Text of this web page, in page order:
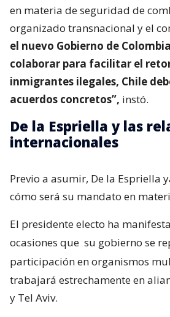
en materia de seguridad de
organizado transnacional y el
el nuevo Gobierno de
colaborar para facilitar el
inmigrantes ilegales, Chile
acuerdos concretos”, instó.
De la Espriella y las
internacionales
Previo a asumir, De la Espriella
cómo será su mandato en
El presidente electo ha
ocasiones que su gobierno se
participación en organismos
trabajará estrechamente en
y Tel Aviv.